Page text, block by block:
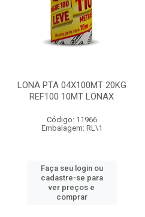
LONA PTA 04X100MT 20KG
REF100 10MT LONAX
Código: 11966
Embalagem: RL\1
Faça seu login ou
cadastre-se para
ver preços e
comprar